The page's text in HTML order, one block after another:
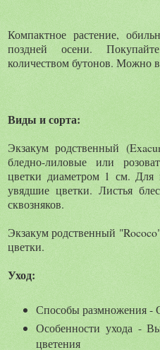
Компактное растение,
поздней осени.
количеством бутонов. Можно
Виды и сорта:
Экзакум родственный
бледно-лиловые или
цветки диаметром 1 см. Для
увядшие цветки. Листья
сквозняков.
Экзакум родственный
цветки.
Уход:
Способы размножения -
Особенности ухода -
цветения